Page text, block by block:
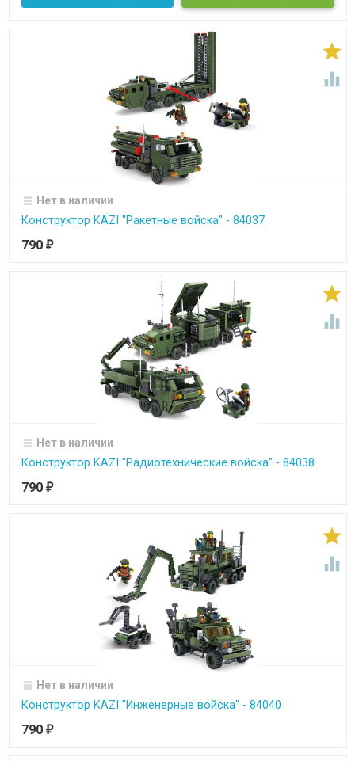


Нет в наличии
Конструктор KAZI "Ракетные войска" - 84037
790 ₽


Нет в наличии
Конструктор KAZI "Радиотехнические войска" - 84038
790 ₽


Нет в наличии
Конструктор KAZI "Инженерные войска" - 84040
790 ₽